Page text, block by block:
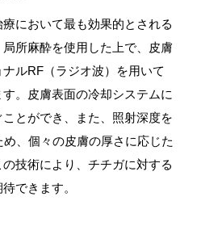
において最も効果的とされる
所麻酔を使用した上で、皮膚
ルRF（ラジオ波）を用いて
。皮膚表面の冷却システムに
とができ、また、照射深度を
、個々の皮膚の厚さに応じた
技術により、チチガに対する
できます。